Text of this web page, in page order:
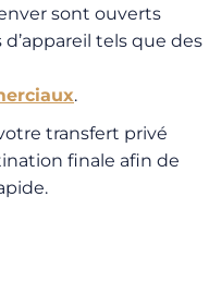
sont ouverts
tels que des
.
transfert privé
finale afin de